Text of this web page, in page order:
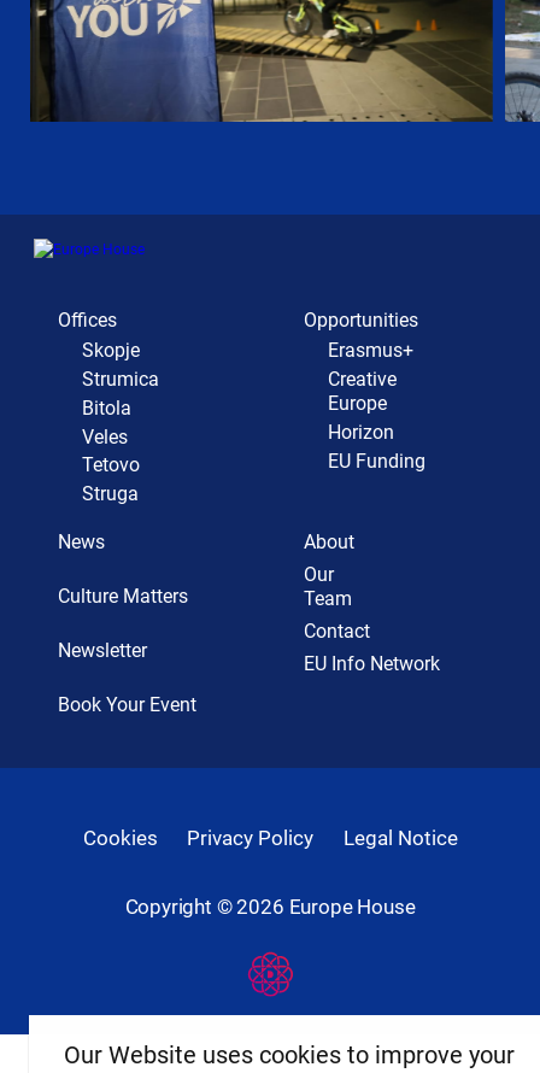
Offices
Skopje
Strumica
Bitola
Veles
Tetovo
Struga
Opportunities
Erasmus+
Creative
Europe
Horizon
EU Funding
News
Culture Matters
Newsletter
Book Your Event
About
Our
Team
Contact
EU Info Network
Copyright ©2026 Europe House
Cookies Privacy Policy Legal Notice
Developed
By
Digital
Our Website uses cookies to improve your